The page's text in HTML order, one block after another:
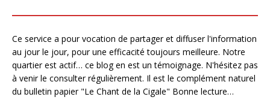
Ce service a pour vocation de partager et diffuser l'information
au jour le jour, pour une efficacité toujours meilleure. Notre
quartier est actif… ce blog en est un témoignage. N'hésitez pas
à venir le consulter régulièrement. Il est le complément naturel
du bulletin papier "Le Chant de la Cigale" Bonne lecture…